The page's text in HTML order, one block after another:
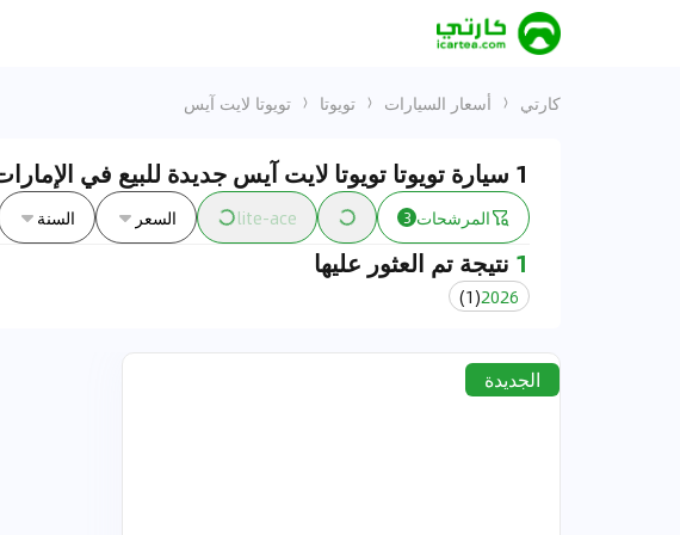
كارتي أسعار السيارات تويوتا تويوتا لايت آيس
1 سيارة تويوتا تويوتا لايت آيس جديدة للبيع في الإمارات
المرشحات 3
lite-ace السعر السنة
1 نتيجة تم العثور عليها
2026
(
1
)
الجديدة